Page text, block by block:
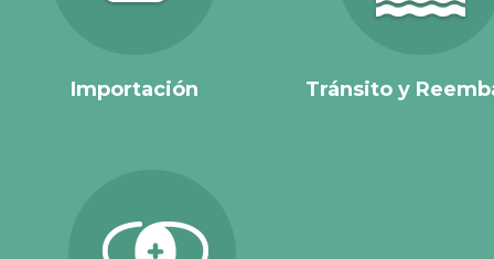
Importación Tránsito y